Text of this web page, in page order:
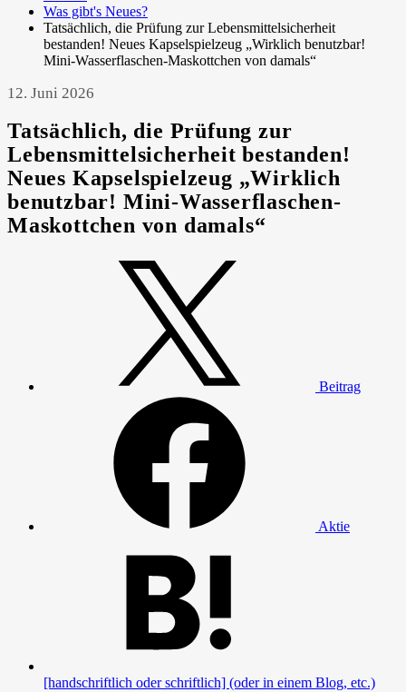
Was gibt's Neues?
Tatsächlich, die Prüfung zur Lebensmittelsicherheit
bestanden! Neues Kapselspielzeug „Wirklich benutzbar!
Mini-Wasserflaschen-Maskottchen von damals“
12. Juni 2026
Tatsächlich, die Prüfung zur
Lebensmittelsicherheit bestanden!
Neues Kapselspielzeug „Wirklich
benutzbar! Mini-Wasserflaschen-
Maskottchen von damals“
Beitrag
Aktie
[handschriftlich oder schriftlich] (oder in einem Blog, etc.)